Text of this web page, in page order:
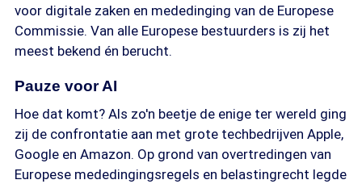
voor digitale zaken en mededinging van de Europese
Commissie. Van alle Europese bestuurders is zij het
meest bekend én berucht.
Pauze voor AI
Hoe dat komt? Als zo'n beetje de enige ter wereld ging
zij de confrontatie aan met grote techbedrijven Apple,
Google en Amazon. Op grond van overtredingen van
Europese mededingingsregels en belastingrecht legde